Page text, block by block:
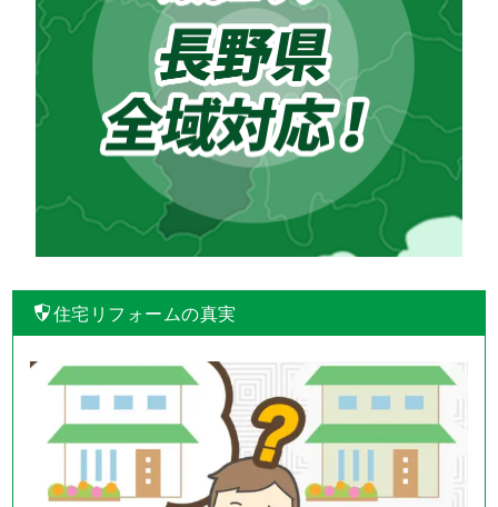
住宅リフォームの真実